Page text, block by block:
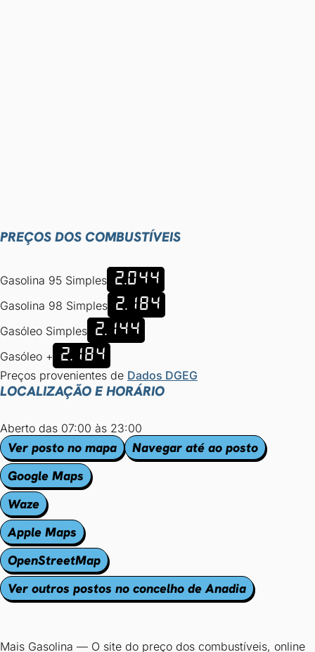
PREÇOS DOS COMBUSTÍVEIS
Gasolina 95 Simples 2.044
Gasolina 98 Simples 2.184
Gasóleo Simples 2.144
Gasóleo + 2.184
Preços provenientes de Dados DGEG
LOCALIZAÇÃO E HORÁRIO
Aberto das 07:00 às 23:00
Ver posto no mapa
Navegar até ao posto
Google Maps
Waze
Apple Maps
OpenStreetMap
Ver outros postos no concelho de Anadia
Mais Gasolina — O site do preço dos combustíveis, online